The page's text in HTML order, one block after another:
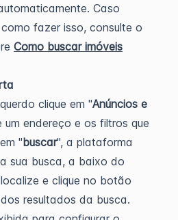
Caso
fazer isso, consulte o
Como buscar imóveis
clique em "Anúncios e
um endereço e os filtros que
"buscar", a plataforma
sua busca, a baixo do
e clique no botão
resultados da busca.